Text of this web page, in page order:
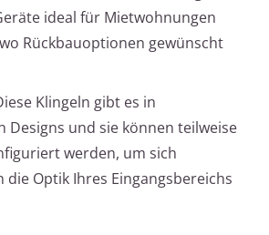
ideal für Mietwohnungen
Rückbauoptionen gewünscht
Klingeln gibt es in
Designs und sie können teilweise
werden, um sich
die Optik Ihres Eingangsbereichs